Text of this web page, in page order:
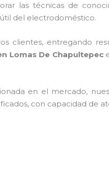
las técnicas de
del electrodoméstico.
clientes, entregando
Lomas De Chapultepec
en el mercado,
con capacidad de